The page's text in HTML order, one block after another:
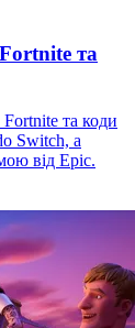
та
Fortnite та коди
Switch, а
від Epic.